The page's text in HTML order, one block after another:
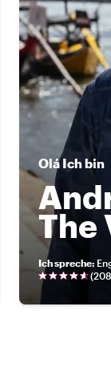
Olá Ich bin
The
Ich spreche:
(